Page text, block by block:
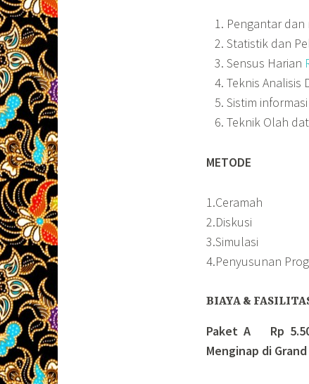
Pengantar dan
Statistik dan
Sensus Harian
Teknis Analisis
Sistim
Teknik Olah
METODE
1.Ceramah
2.Diskusi
3.Simulasi
4.Penyusunan
BIAYA &
Paket A Rp
Menginap di